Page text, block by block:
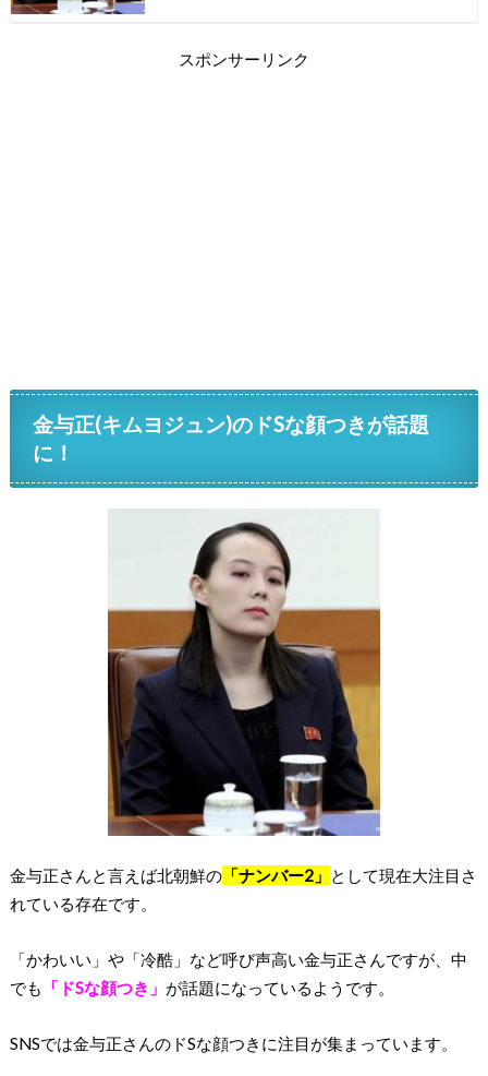
スポンサーリンク
金与正(キムヨジュン)のドSな顔つきが話題
に！
金与正さんと言えば北朝鮮の「ナンバー2」 として現在大注目さ
れている存在です。
「かわいい」や「冷酷」など呼び声高い金与正さんですが、中
でも
「ドSな顔つき」 が話題になっているようです。
SNSでは金与正さんのドSな顔つきに注目が集まっています。